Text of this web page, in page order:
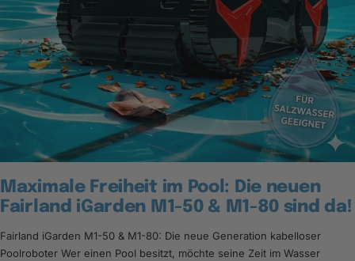
Maximale Freiheit im Pool: Die neuen
Fairland iGarden M1-50 & M1-80 sind da!
Fairland iGarden M1-50 & M1-80: Die neue Generation kabelloser
Poolroboter Wer einen Pool besitzt, möchte seine Zeit im Wasser